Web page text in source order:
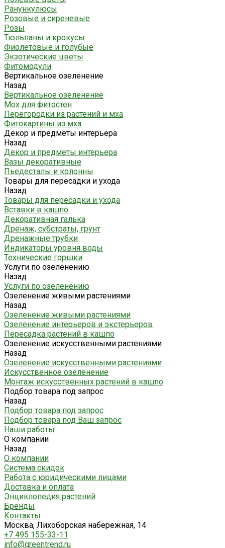
Ранункулюсы
Розовые и сиреневые
Розы
Тюльпаны и крокусы
Фиолетовые и голубые
Экзотические цветы
Фитомодули
Вертикальное озеленение
Назад
Вертикальное озеленение
Мох для фитостен
Перегородки из растений и мха
Фитокартины из мха
Декор и предметы интерьера
Назад
Декор и предметы интерьера
Вазы декоративные
Пьедесталы и колонны
Товары для пересадки и ухода
Назад
Товары для пересадки и ухода
Вставки в кашпо
Декоративная галька
Дренаж, субстраты, грунт
Дренажные трубки
Индикаторы уровня воды
Технические горшки
Услуги по озеленению
Назад
Услуги по озеленению
Озеленение живыми растениями
Назад
Озеленение живыми растениями
Озеленение интерьеров и экстерьеров
Пересадка растений в кашпо
Озеленение искусственными растениями
Назад
Озеленение искусственными растениями
Искусственное озеленение
Монтаж искусственных растений в кашпо
Подбор товара под запрос
Назад
Подбор товара под запрос
Подбор товара под Ваш запрос
Наши работы
О компании
Назад
О компании
Система скидок
Работа с юридическими лицами
Доставка и оплата
Энциклопедия растений
Бренды
Контакты
Москва, Лихоборская набережная, 14
+7 495 155-33-11
info@greentrend.ru